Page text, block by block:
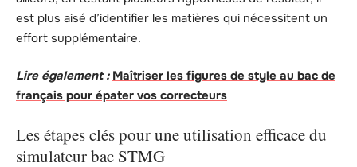
est plus aisé d’identifier les matières qui nécessitent un
effort supplémentaire.
Lire également : Maîtriser les figures de style au bac de
français pour épater vos correcteurs
Les étapes clés pour une utilisation efficace du
simulateur bac STMG